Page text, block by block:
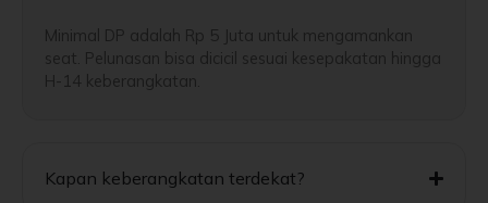
Minimal DP adalah Rp 5 Juta untuk mengamankan
seat. Pelunasan bisa dicicil sesuai kesepakatan hingga
H-14 keberangkatan.
Kapan keberangkatan terdekat?